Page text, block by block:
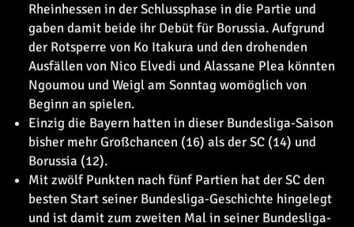
Rheinhessen in der Schlussphase in die Partie und
gaben damit beide ihr Debüt für Borussia. Aufgrund
der Rotsperre von Ko Itakura und den drohenden
Ausfällen von Nico Elvedi und Alassane Plea könnten
Ngoumou und Weigl am Sonntag womöglich von
Beginn an spielen.
Einzig die Bayern hatten in dieser Bundesliga-Saison
bisher mehr Großchancen (16) als der SC (14) und
Borussia (12).
Mit zwölf Punkten nach fünf Partien hat der SC den
besten Start seiner Bundesliga-Geschichte hingelegt
und ist damit zum zweiten Mal in seiner Bundesliga-